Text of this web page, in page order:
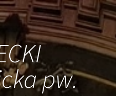
pw.